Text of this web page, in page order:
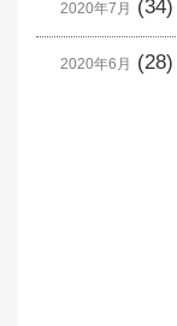
2020年7月 (34)
2020年6月 (28)